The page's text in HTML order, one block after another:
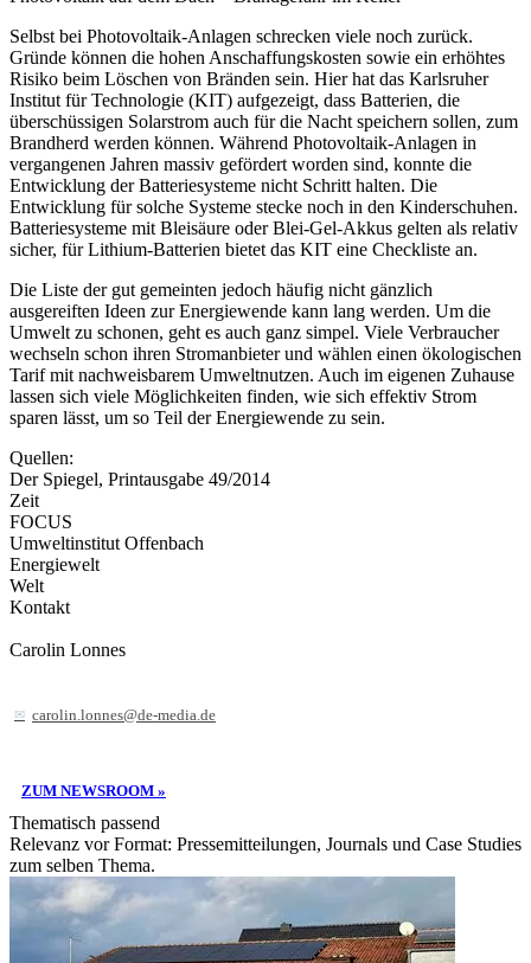
Selbst bei Photovoltaik-Anlagen schrecken viele noch zurück.
Gründe können die hohen Anschaffungskosten sowie ein erhöhtes
Risiko beim Löschen von Bränden sein. Hier hat das Karlsruher
Institut für Technologie (KIT) aufgezeigt, dass Batterien, die
überschüssigen Solarstrom auch für die Nacht speichern sollen, zum
Brandherd werden können. Während Photovoltaik-Anlagen in
vergangenen Jahren massiv gefördert worden sind, konnte die
Entwicklung der Batteriesysteme nicht Schritt halten. Die
Entwicklung für solche Systeme stecke noch in den Kinderschuhen.
Batteriesysteme mit Bleisäure oder Blei-Gel-Akkus gelten als relativ
sicher, für Lithium-Batterien bietet das KIT eine Checkliste an.
Die Liste der gut gemeinten jedoch häufig nicht gänzlich
ausgereiften Ideen zur Energiewende kann lang werden. Um die
Umwelt zu schonen, geht es auch ganz simpel. Viele Verbraucher
wechseln schon ihren Stromanbieter und wählen einen ökologischen
Tarif mit nachweisbarem Umweltnutzen. Auch im eigenen Zuhause
lassen sich viele Möglichkeiten finden, wie sich effektiv Strom
sparen lässt, um so Teil der Energiewende zu sein.
Quellen:
Der Spiegel, Printausgabe 49/2014
Zeit
FOCUS
Umweltinstitut Offenbach
Energiewelt
Welt
Kontakt
Carolin Lonnes
carolin.lonnes@de-media.de
ZUM NEWSROOM »
Thematisch passend
Relevanz vor Format: Pressemitteilungen, Journals und Case Studies
zum selben Thema.